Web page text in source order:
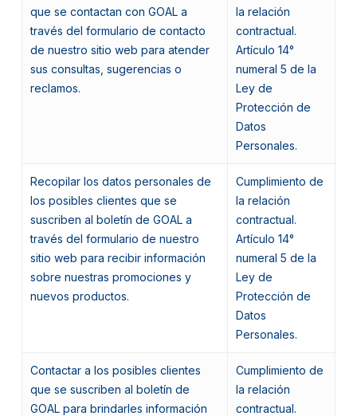
que se contactan con GOAL a
través del formulario de contacto
de nuestro sitio web para atender
sus consultas, sugerencias o
reclamos.
la relación
contractual.
Artículo 14°
numeral 5 de la
Ley de
Protección de
Datos
Personales.
Recopilar los datos personales de
los posibles clientes que se
suscriben al boletín de GOAL a
través del formulario de nuestro
sitio web para recibir información
sobre nuestras promociones y
nuevos productos.
Cumplimiento de
la relación
contractual.
Artículo 14°
numeral 5 de la
Ley de
Protección de
Datos
Personales.
Contactar a los posibles clientes
que se suscriben al boletín de
GOAL para brindarles información
Cumplimiento de
la relación
contractual.